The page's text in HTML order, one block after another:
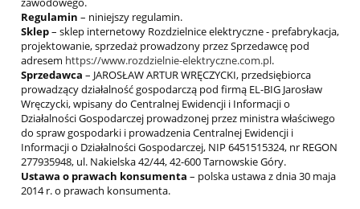
Regulamin – niniejszy regulamin.
Sklep– sklep internetowy Rozdzielnice elektryczne - prefabrykacja,
projektowanie, sprzedaż prowadzony przez Sprzedawcę pod
adresem https://www.rozdzielnie-elektryczne.com.pl.
Sprzedawca – JAROSŁAW ARTUR WRĘCZYCKI, przedsiębiorca
prowadzący działalność gospodarczą pod firmą EL-BIG Jarosław
Wręczycki, wpisany do Centralnej Ewidencji i Informacji o
Działalności Gospodarczej prowadzonej przez ministra właściwego
do spraw gospodarki i prowadzenia Centralnej Ewidencji i
Informacji o Działalności Gospodarczej, NIP 6451515324, nr REGON
277935948, ul. Nakielska 42/44, 42-600 Tarnowskie Góry.
Ustawa o prawach konsumenta – polska ustawa z dnia 30 maja
2014 r. o prawach konsumenta.